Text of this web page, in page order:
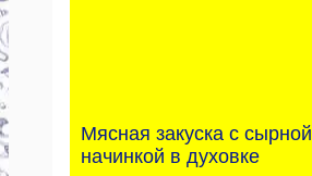
Мясная закуска с сырной
начинкой в духовке